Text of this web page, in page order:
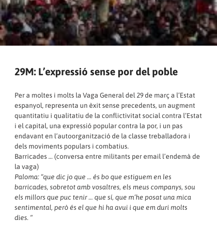
29M: L’expressió sense por del poble
Per a moltes i molts la Vaga General del 29 de març a l’Estat
espanyol, representa un èxit sense precedents, un augment
quantitatiu i qualitatiu de la conflictivitat social contra l’Estat
i el capital, una expressió popular contra la por, i un pas
endavant en l’autoorganització de la classe treballadora i
dels moviments populars i combatius.
Barricades … (conversa entre militants per email l’endemà de
la vaga)
Paloma: “que dic jo que … és bo que estiguem en les
barricades, sobretot amb vosaltres, els meus companys, sou
els millors que puc tenir … que sí, que m’he posat una mica
sentimental, però és el que hi ha avui i que em duri molts
dies. “